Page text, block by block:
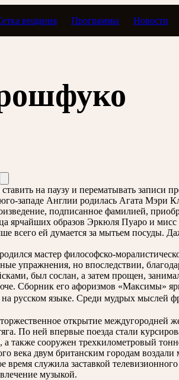
вещания Программы Новости
Этот день как дата
ставить на паузу и перематывать записи
западе Англии родилась Агата Мэри
подписанное фамилией,
ярчайших образов Эркюля Пуаро и
всего ей думается за мытьем посуды.
мастер философско-
упражнения, но впоследствии,
был сослан, а затем прощен,
Сборник его афоризмов «Максимы»
русском языке. Среди мудрых мыслей
торжественное открытие
По ней впервые поезда стали
а также сооружен трехкилометровый
века двум британским городам
время служила заставкой
музыкой.